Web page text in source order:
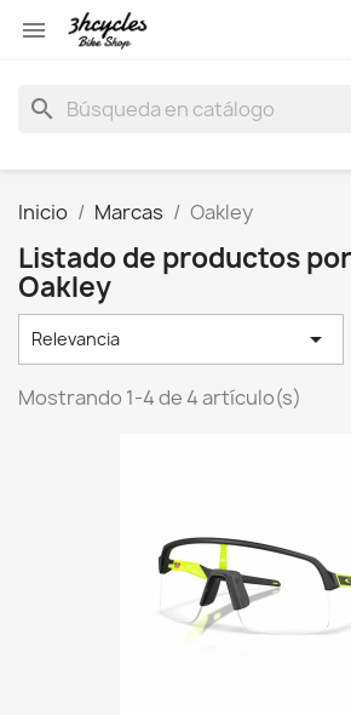

search
Inicio Marcas Oakley
Listado de productos
Oakley
Relevancia 
Mostrando 1-4 de 4 artículo(s)